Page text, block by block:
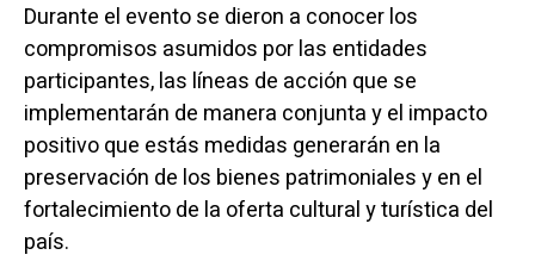
Durante el evento se dieron a conocer los
compromisos asumidos por las entidades
participantes, las líneas de acción que se
implementarán de manera conjunta y el impacto
positivo que estás medidas generarán en la
preservación de los bienes patrimoniales y en el
fortalecimiento de la oferta cultural y turística del
país.